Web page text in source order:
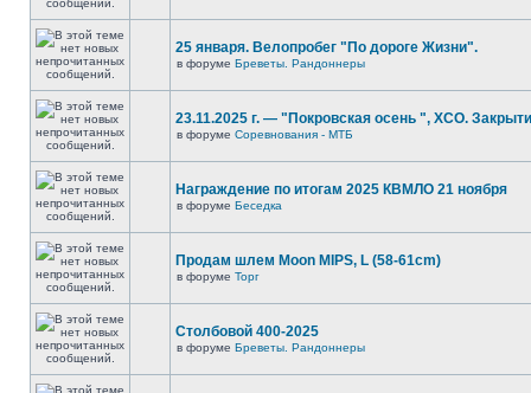
25 января. Велопробег "По дороге Жизни".
в форуме Бреветы. Рандоннеры
23.11.2025 г. — "Покровская осень ", XCO.
в форуме Соревнования - МТБ
Награждение по итогам 2025 КВМЛО 21 ноября
в форуме Беседка
Продам шлем Moon MIPS, L (58-61cm)
в форуме Торг
Столбовой 400-2025
в форуме Бреветы. Рандоннеры